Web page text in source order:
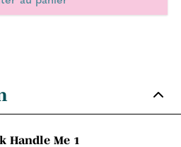
Handle Me 1